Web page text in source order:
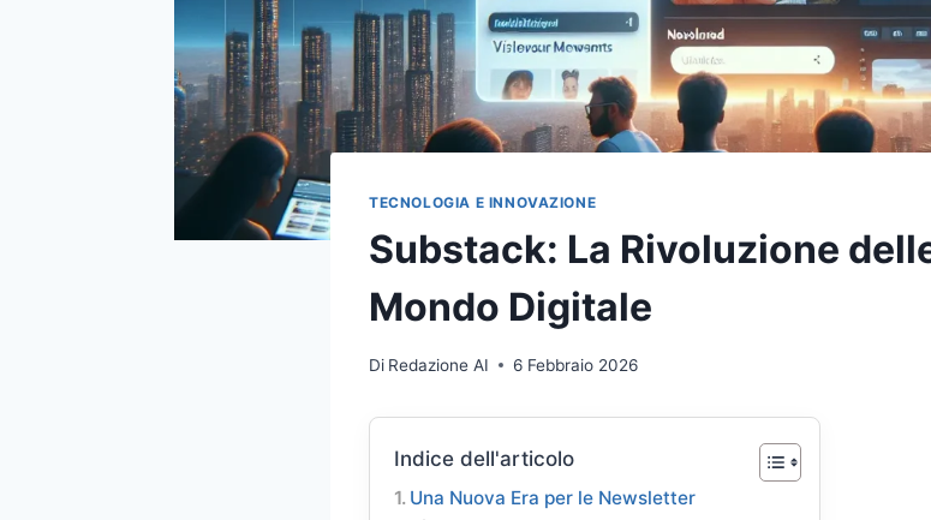
TECNOLOGIA E INNOVAZIONE
Substack: La Rivoluzione
Mondo Digitale
Di Redazione AI 6 Febbraio 2026
Indice dell'articolo
Una Nuova Era per le Newsletter